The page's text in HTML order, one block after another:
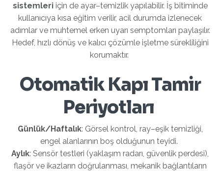
sistemleriiçin de ayar–temizlik yapılabilir. İş bitiminde
kullanıcıya kısa eğitim verilir, acil durumda izlenecek
adımlar ve muhtemel erken uyarı semptomları paylaşılır.
Hedef, hızlı dönüş ve kalıcı çözümle işletme sürekliliğini
korumaktır.
Otomatik Kapı Tamir
Periyotları
Günlük/Haftalık: Görsel kontrol, ray–eşik temizliği,
engel alanlarının boş olduğunun teyidi.
Aylık: Sensör testleri (yaklaşım radarı, güvenlik perdesi),
flaşör ve ikazların doğrulanması, mekanik bağlantıların